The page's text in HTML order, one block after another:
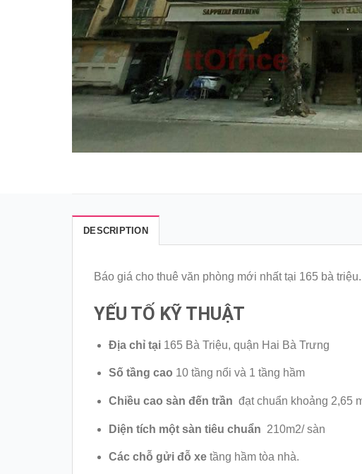
DESCRIPTION
Báo giá cho thuê văn phòng mới nhất tại 165 bà
YẾU TỐ KỸ THUẬT
Địa chỉ tại 165 Bà Triệu, quận Hai Bà Trưng
Số tầng cao 10 tầng nổi và 1 tầng hầm
Chiều cao sàn đến trần đạt chuẩn khoảng 2,65
Diện tích một sàn tiêu chuẩn 210m2/ sàn
Các chỗ gửi đỗ xe tầng hầm tòa nhà.